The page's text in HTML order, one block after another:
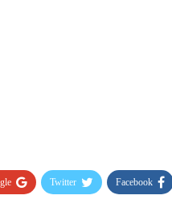
Facebook
Twitter